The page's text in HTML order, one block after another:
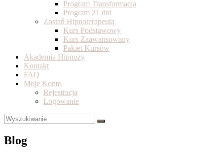
Program Transformacja
Program 21 dni
Zostań Hipnoterapeutą
Kurs Podstawowy
Kurs Zaawansowany
Pakiet Kursów
Akademia Hipnozy
Kontakt
FAQ
Moje Konto
Rejestracja
Logowanie
Blog